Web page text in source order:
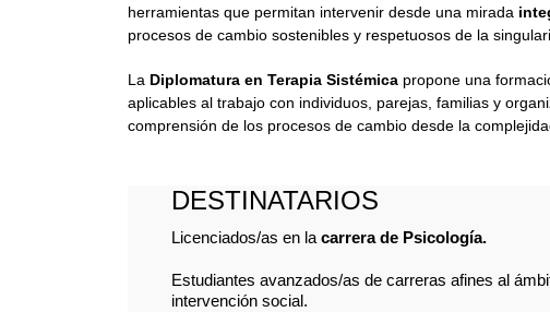
herramientas que permitan intervenir desde una mirada
procesos de cambio sostenibles y respetuosos de la
La Diplomatura en Terapia Sistémica propone una
aplicables al trabajo con individuos, parejas, familias y
comprensión de los procesos de cambio desde la
DESTINATARIOS
Licenciados/as en lacarrera de Psicología.
Estudiantes avanzados/as de carreras afines al
intervención social.